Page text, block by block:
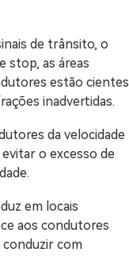
de trânsito, o
stop, as áreas
estão cientes
inadvertidas.
da velocidade
o excesso de
em locais
aos condutores
conduzir com